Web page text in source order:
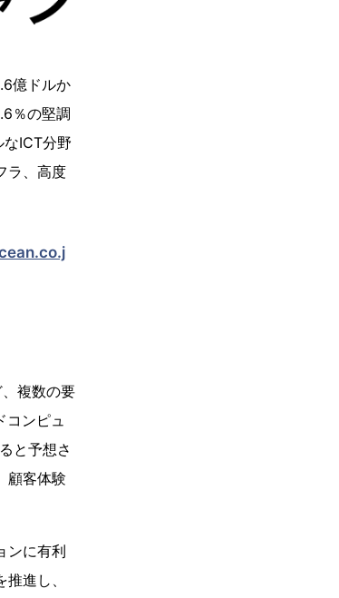
億ドルか
％の堅調
ICT分野
ラ、高度
複数の要
ンピュ
と予想さ
顧客体験
ンに有利
進し、